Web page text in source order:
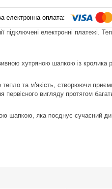
підключені електронні платежі.
хутряною шапкою із кролика
та м'якість, створюючи
первісного вигляду протягом
шапкою, яка поєднує сучасний